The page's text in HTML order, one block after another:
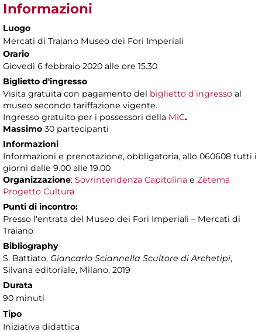
Informazioni
Luogo
Mercati di Traiano Museo dei Fori Imperiali
Orario
Giovedì 6 febbraio 2020 alle ore 15.30
Biglietto d'ingresso
Visita gratuita con pagamento del biglietto d’ingresso al
museo secondo tariffazione vigente.
Ingresso gratuito per i possessori della MIC.
Massimo 30 partecipanti
Informazioni
Informazioni e prenotazione, obbligatoria, allo 060608 tutti i
giorni dalle 9.00 alle 19.00
Organizzazione: Sovrintendenza Capitolina e Zètema
Progetto Cultura
Punti di incontro:
Presso l'entrata del Museo dei Fori Imperiali – Mercati di
Traiano
Bibliography
S. Battiato, Giancarlo Sciannella Scultore di Archetipi,
Silvana editoriale, Milano, 2019
Durata
90 minuti
Tipo
Iniziativa didattica